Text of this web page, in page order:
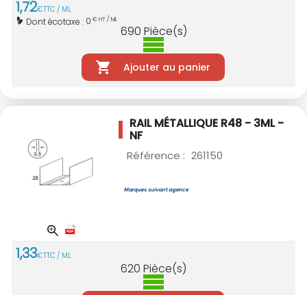
1,72€TTC / ML
Dont écotaxe : 0 € HT / ML
690 Pièce(s)
Ajouter au panier
RAIL MÉTALLIQUE R48 - 3ML -
NF
Référence : 261150
1,33€TTC / ML
620 Pièce(s)